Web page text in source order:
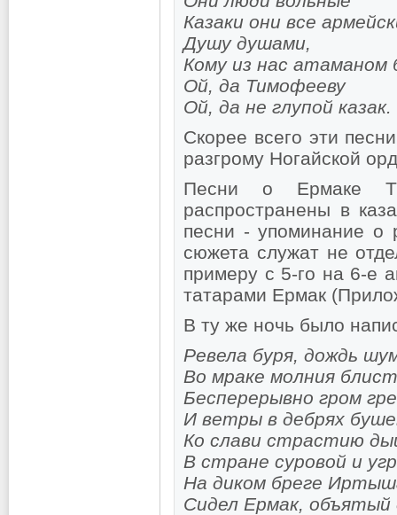
Казаки они все
Душу душами,
Кому из нас атаманом
Ой, да Тимофееву
Ой, да не глупой казак.
Скорее всего эти
разгрому Ногайской
Песни о Ермаке
распространены в
песни - упоминание о
сюжета служат не
примеру с 5-го на 6-е
татарами Ермак
В ту же ночь было
Ревела буря, дождь
Во мраке молния
Бесперерывно гром
И ветры в дебрях
Ко слави страстию
В стране суровой и
На диком бреге
Сидел Ермак, объятый